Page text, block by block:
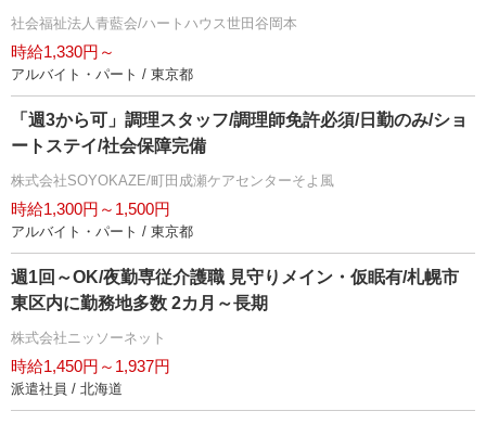
社会福祉法人青藍会/ハートハウス世田谷岡本
時給1,330円～
アルバイト・パート / 東京都
「週3から可」調理スタッフ/調理師免許必須/日勤のみ/ショ
ートステイ/社会保障完備
株式会社SOYOKAZE/町田成瀬ケアセンターそよ風
時給1,300円～1,500円
アルバイト・パート / 東京都
週1回～OK/夜勤専従介護職 見守りメイン・仮眠有/札幌市
東区内に勤務地多数 2カ月～長期
株式会社ニッソーネット
時給1,450円～1,937円
派遣社員 / 北海道